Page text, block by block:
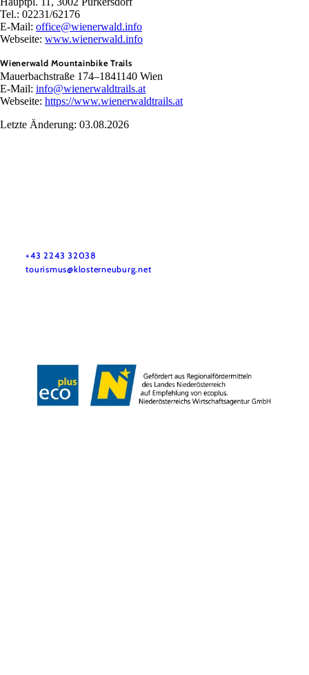
Tel.: 02231/62176
E-Mail: office@wienerwald.info
Webseite: www.wienerwald.info
Wienerwald Mountainbike Trails
Mauerbachstraße 174–1841140 Wien
E-Mail: info@wienerwaldtrails.at
Webseite: https://www.wienerwaldtrails.at
Letzte Änderung: 03.08.2026
+43 2243 32038
tourismus@klosterneuburg.net